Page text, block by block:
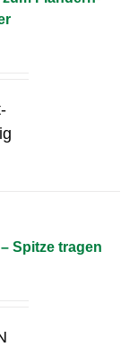
Spitze tragen